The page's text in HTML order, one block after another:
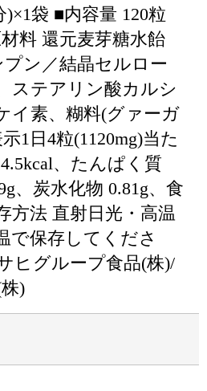
)×1袋 ■内容量 120粒
料 還元麦芽糖水飴
ン／結晶セルロー
ステアリン酸カルシ
イ素、糊料(グァーガ
1日4粒(1120mg)当た
、たんぱく質
、炭水化物 0.81g、食
方法 直射日光・高温
で保存してくださ
ヒグループ食品(株)/
)